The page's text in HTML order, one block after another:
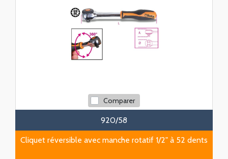
Comparer
920/58
Cliquet réversible avec manche rotatif 1/2" à 52 dents